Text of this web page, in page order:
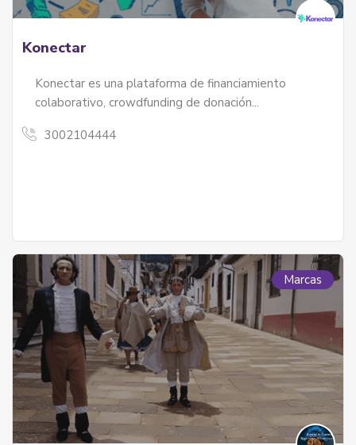
Konectar
Konectar es una plataforma de financiamiento
colaborativo, crowdfunding de donación...
3002104444
Marcas